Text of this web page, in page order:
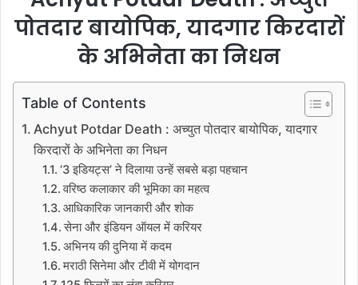
पोतदार बायोपिक, यादगार किरदारों
के अभिनेता का निधन
Table of Contents
Achyut Potdar Death : अच्युत पोतदार बायोपिक, यादगार
किरदारों के अभिनेता का निधन
‘3 इडियट्स’ ने दिलाया उन्हें सबसे बड़ा पहचान
वरिष्ठ कलाकार की भूमिका का महत्व
आधिकारिक जानकारी और शोक
सेना और इंडियन ऑयल में करियर
अभिनय की दुनिया में कदम
मराठी सिनेमा और टीवी में योगदान